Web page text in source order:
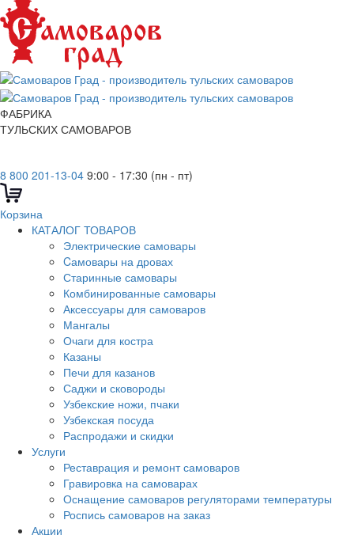
ФАБРИКА
ТУЛЬСКИХ САМОВАРОВ
8 800 201-13-04 9:00 - 17:30 (пн - пт)
Корзина
КАТАЛОГ ТОВАРОВ
Электрические самовары
Cамовары на дровах
Старинные самовары
Комбинированные самовары
Аксессуары для самоваров
Мангалы
Очаги для костра
Казаны
Печи для казанов
Саджи и сковороды
Узбекские ножи, пчаки
Узбекская посуда
Распродажи и скидки
Услуги
Реставрация и ремонт самоваров
Гравировка на самоварах
Оснащение самоваров регуляторами температуры
Роспись самоваров на заказ
Акции